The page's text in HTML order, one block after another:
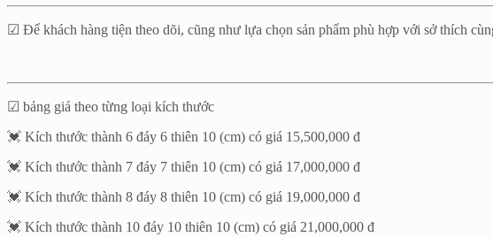
☑ Để khách hàng tiện theo dõi, cũng như lựa chọn sản phẩm phù hợp với sở thích
☑ bảng giá theo từng loại kích thước
💓 Kích thước thành 6 đáy 6 thiên 10 (cm) có giá 15,500,000 đ
💓 Kích thước thành 7 đáy 7 thiên 10 (cm) có giá 17,000,000 đ
💓 Kích thước thành 8 đáy 8 thiên 10 (cm) có giá 19,000,000 đ
💓 Kích thước thành 10 đáy 10 thiên 10 (cm) có giá 21,000,000 đ